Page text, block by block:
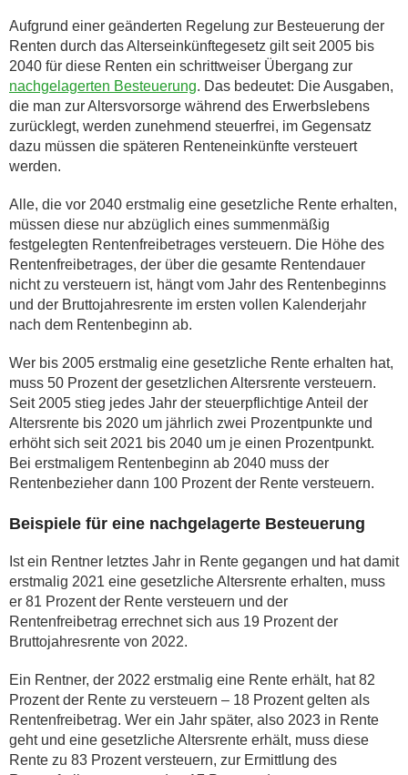
Aufgrund einer geänderten Regelung zur Besteuerung der
Renten durch das Alterseinkünftegesetz gilt seit 2005 bis
2040 für diese Renten ein schrittweiser Übergang zur
nachgelagerten Besteuerung. Das bedeutet: Die Ausgaben,
die man zur Altersvorsorge während des Erwerbslebens
zurücklegt, werden zunehmend steuerfrei, im Gegensatz
dazu müssen die späteren Renteneinkünfte versteuert
werden.
Alle, die vor 2040 erstmalig eine gesetzliche Rente erhalten,
müssen diese nur abzüglich eines summenmäßig
festgelegten Rentenfreibetrages versteuern. Die Höhe des
Rentenfreibetrages, der über die gesamte Rentendauer
nicht zu versteuern ist, hängt vom Jahr des Rentenbeginns
und der Bruttojahresrente im ersten vollen Kalenderjahr
nach dem Rentenbeginn ab.
Wer bis 2005 erstmalig eine gesetzliche Rente erhalten hat,
muss 50 Prozent der gesetzlichen Altersrente versteuern.
Seit 2005 stieg jedes Jahr der steuerpflichtige Anteil der
Altersrente bis 2020 um jährlich zwei Prozentpunkte und
erhöht sich seit 2021 bis 2040 um je einen Prozentpunkt.
Bei erstmaligem Rentenbeginn ab 2040 muss der
Rentenbezieher dann 100 Prozent der Rente versteuern.
Beispiele für eine nachgelagerte Besteuerung
Ist ein Rentner letztes Jahr in Rente gegangen und hat damit
erstmalig 2021 eine gesetzliche Altersrente erhalten, muss
er 81 Prozent der Rente versteuern und der
Rentenfreibetrag errechnet sich aus 19 Prozent der
Bruttojahresrente von 2022.
Ein Rentner, der 2022 erstmalig eine Rente erhält, hat 82
Prozent der Rente zu versteuern – 18 Prozent gelten als
Rentenfreibetrag. Wer ein Jahr später, also 2023 in Rente
geht und eine gesetzliche Altersrente erhält, muss diese
Rente zu 83 Prozent versteuern, zur Ermittlung des